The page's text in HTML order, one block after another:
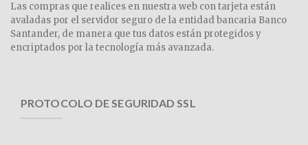
Las compras que realices en nuestra web con tarjeta están
avaladas por el servidor seguro de la entidad bancaria Banco
Santander, de manera que tus datos están protegidos y
encriptados por la tecnología más avanzada.
PROTOCOLO DE SEGURIDAD SSL